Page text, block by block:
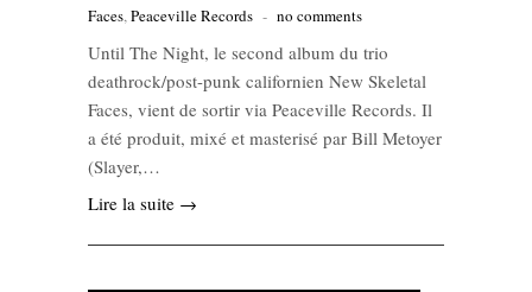
Faces,Peaceville Records - no comments
Until The Night, le second album du trio
deathrock/post-punk californien New Skeletal
Faces, vient de sortir via Peaceville Records. Il
a été produit, mixé et masterisé par Bill Metoyer
(Slayer,…
Lire la suite →